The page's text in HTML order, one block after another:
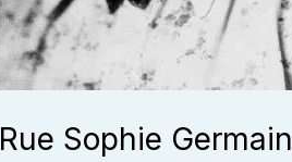
Rue Sophie Germain